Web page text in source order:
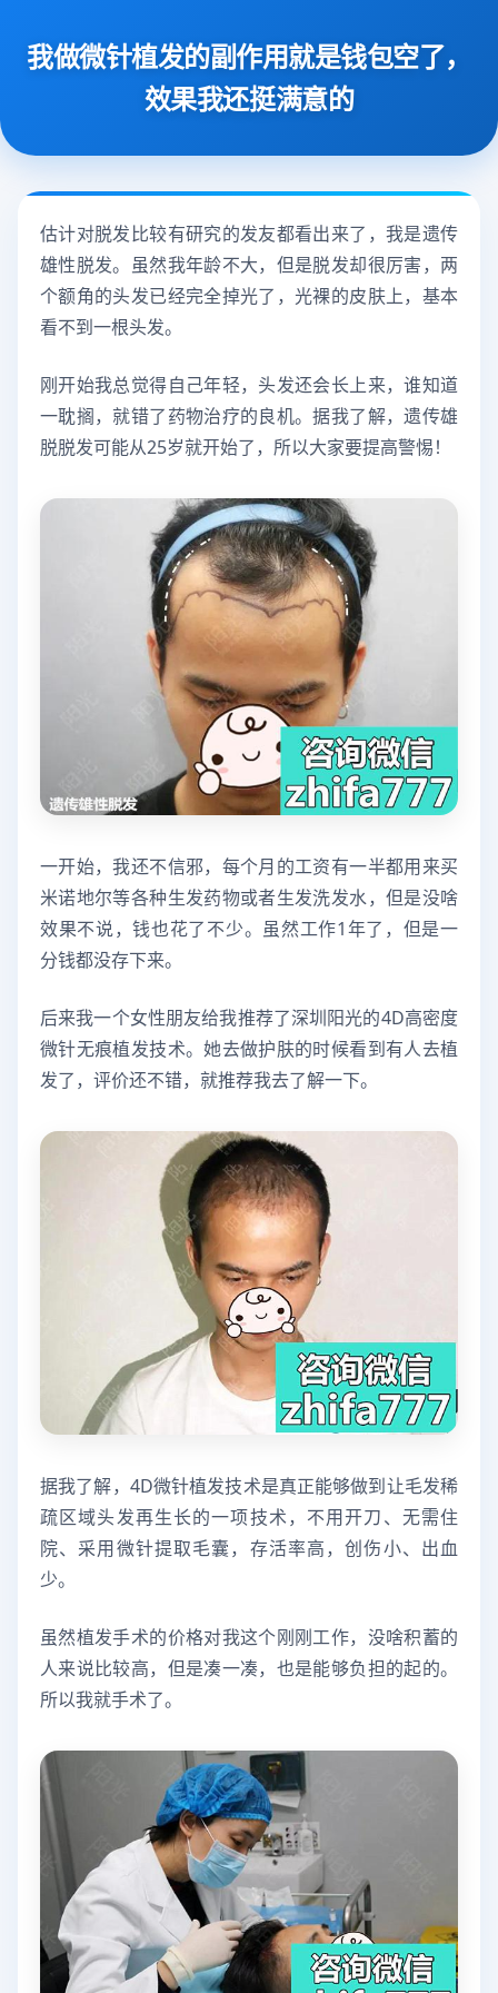
我做微针植发的副作用就是钱包空了，
效果我还挺满意的
估计对脱发比较有研究的发友都看出来了，我是遗传
雄性脱发。虽然我年龄不大，但是脱发却很厉害，两
个额角的头发已经完全掉光了，光裸的皮肤上，基本
看不到一根头发。
刚开始我总觉得自己年轻，头发还会长上来，谁知道
一耽搁，就错了药物治疗的良机。据我了解，遗传雄
脱脱发可能从25岁就开始了，所以大家要提高警惕！
一开始，我还不信邪，每个月的工资有一半都用来买
米诺地尔等各种生发药物或者生发洗发水，但是没啥
效果不说，钱也花了不少。虽然工作1年了，但是一
分钱都没存下来。
后来我一个女性朋友给我推荐了深圳阳光的4D高密度
微针无痕植发技术。她去做护肤的时候看到有人去植
发了，评价还不错，就推荐我去了解一下。
据我了解，4D微针植发技术是真正能够做到让毛发稀
疏区域头发再生长的一项技术，不用开刀、无需住
院、采用微针提取毛囊，存活率高，创伤小、出血
少。
虽然植发手术的价格对我这个刚刚工作，没啥积蓄的
人来说比较高，但是凑一凑，也是能够负担的起的。
所以我就手术了。